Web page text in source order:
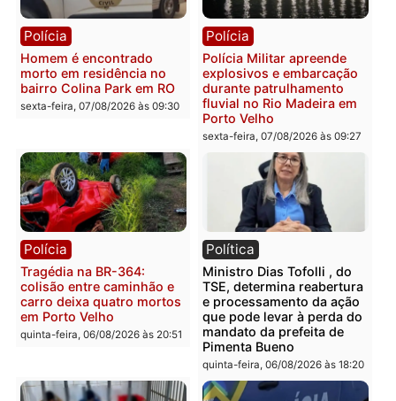
apresenta documentos
que comprovam
transparência e legalidade
na operação alvo da PF
sexta-feira, 07/08/2026 às 12:24
400 quilos de drogas e
prende motorista em RO
sexta-feira, 07/08/2026 às
Polícia
Casal é preso pela PRF
com mais de 72 quilos de
mercúrio escondidos em
estepe em Porto Velho
sexta-feira, 07/08/2026 às 09:38
Polícia
Polícia Civil deflagra
operação contra facção
criminosa que atacava
provedores de internet
Rondônia
sexta-feira, 07/08/2026 às